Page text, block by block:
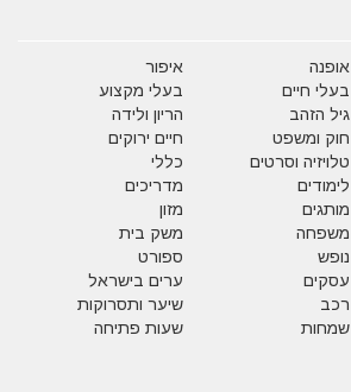
אופנה
איפור
בעלי חיים
בעלי מקצוע
גיל הזהב
הריון ולידה
חוק ומשפט
חיים ירוקים
טלויזיה וסרטים
כללי
לימודים
מדריכים
מותגים
מזון
משפחה
משק בית
נופש
ספורט
עסקים
ערים בישראל
רכב
שיער ותסרוקות
שמחות
שעות פתיחה